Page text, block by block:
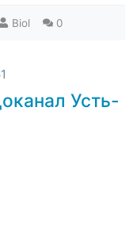
Biol 0
Усть-